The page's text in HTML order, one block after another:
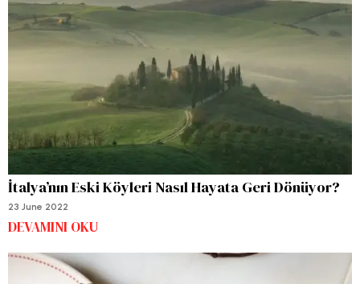
İtalya’nın Eski Köyleri Nasıl Hayata Geri Dönüyor?
23 June 2022
DEVAMINI OKU